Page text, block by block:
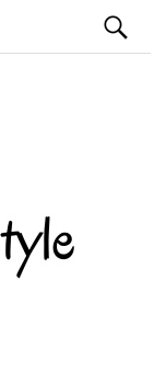
Szukaj: